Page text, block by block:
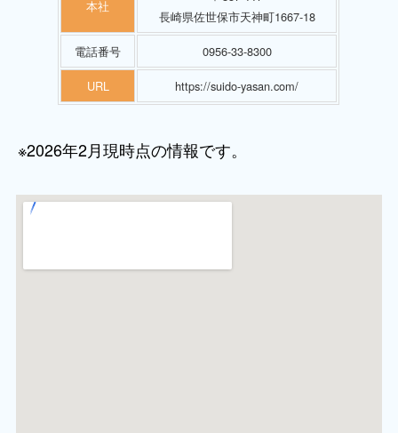
本社
長崎県佐世保市天神町1667-18
電話番号 0956-33-8300
URL https://suido-yasan.com/
※2026年2月現時点の情報です。